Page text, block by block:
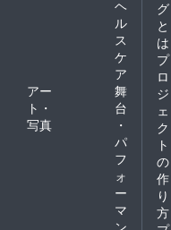
ヘ
ル
ス
ケ
ア
アー
ト・
写真
舞
台
・
パ
フ
ォ
ー
マ
ン
グ
と
は
プ
ロ
ジ
ェ
ク
ト
の
作
り
方